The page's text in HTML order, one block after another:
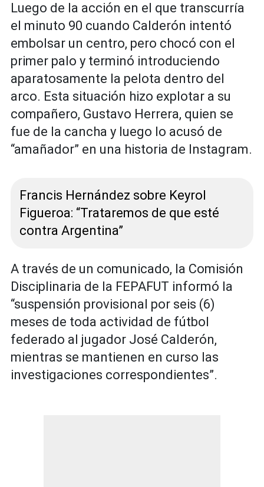
Luego de la acción en el que transcurría
el minuto 90 cuando Calderón intentó
embolsar un centro, pero chocó con el
primer palo y terminó introduciendo
aparatosamente la pelota dentro del
arco. Esta situación hizo explotar a su
compañero, Gustavo Herrera, quien se
fue de la cancha y luego lo acusó de
“amañador” en una historia de Instagram.
Francis Hernández sobre Keyrol
Figueroa: “Trataremos de que esté
contra Argentina”
A través de un comunicado, la Comisión
Disciplinaria de la FEPAFUT informó la
“suspensión provisional por seis (6)
meses de toda actividad de fútbol
federado al jugador José Calderón,
mientras se mantienen en curso las
investigaciones correspondientes”.